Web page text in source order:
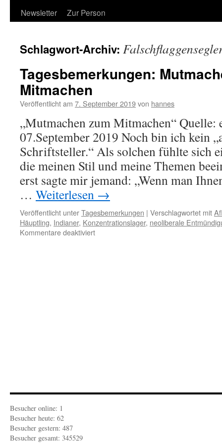
Newsletter
Zur Person
Schlagwort-Archiv:
Tagesbemerkungen:
Mitmachen
Veröffentlicht am 7. September 2019von hannes
„Mutmachen zum Mitmachen“ Quelle:
07.September 2019 Noch bin ich kein
Schriftsteller.“ Als solchen fühlte sich
die meinen Stil und meine Themen
erst sagte mir jemand: „Wenn man
… Weiterlesen →
Veröffentlicht unterTagesbemerkungen | Verschlagwortet mit
Häuptling, Indianer, Konzentrationslager, neoliberale
Kommentare deaktiviertfür
Besucher online: 1
Besucher heute: 62
Besucher gestern: 487
Besucher gesamt: 345529